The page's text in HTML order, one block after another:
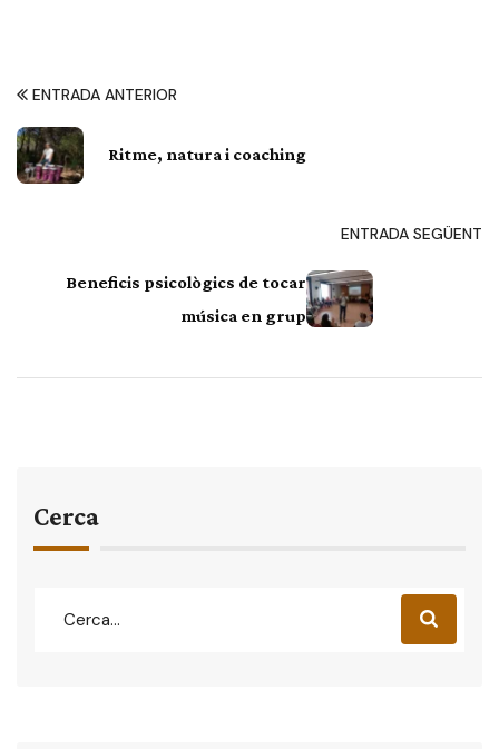
ENTRADA ANTERIOR
Ritme, natura i coaching
ENTRADA SEGÜENT
Beneficis psicològics de tocar
música en grup
Cerca